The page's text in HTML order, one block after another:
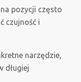
pozycji często
czujność i
narzędzie,
długiej